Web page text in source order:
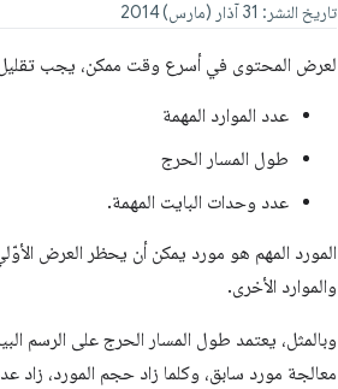
تاريخ النشر: 31 آذار (مارس) 2014
لعرض المحتوى في أسرع وقت ممكن، يجب تقليل
عدد الموارد المهمة
طول المسار الحرج
عدد وحدات البايت المهمة.
المورد المهم هو مورد يمكن أن يحظر العرض
والموارد الأخرى.
وبالمثل، يعتمد طول المسار الحرج على الرسم
معالجة مورد سابق، وكلما زاد حجم المورد، زاد